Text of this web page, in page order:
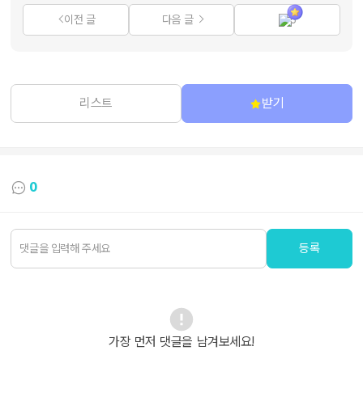
이전 글 다음 글 3
리스트 받기
0
등록
가장 먼저 댓글을 남겨보세요!